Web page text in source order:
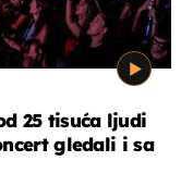
25 tisuća ljudi
gledali i sa